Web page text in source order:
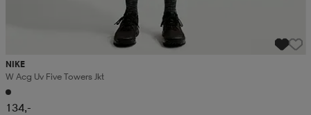
NIKE
W Acg Uv Five Towers Jkt
134,-